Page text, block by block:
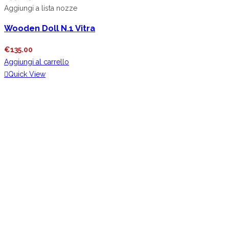
Aggiungi a lista nozze
Wooden Doll N.1 Vitra
€135.00
Aggiungi al carrello
Quick View